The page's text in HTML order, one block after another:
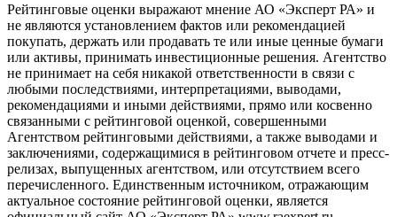
Рейтинговые оценки выражают мнение АО «Эксперт РА» и
не являются установлением фактов или рекомендацией
покупать, держать или продавать те или иные ценные бумаги
или активы, принимать инвестиционные решения. Агентство
не принимает на себя никакой ответственности в связи с
любыми последствиями, интерпретациями, выводами,
рекомендациями и иными действиями, прямо или косвенно
связанными с рейтинговой оценкой, совершенными
Агентством рейтинговыми действиями, а также выводами и
заключениями, содержащимися в рейтинговом отчете и пресс-
релизах, выпущенных агентством, или отсутствием всего
перечисленного. Единственным источником, отражающим
актуальное состояние рейтинговой оценки, является